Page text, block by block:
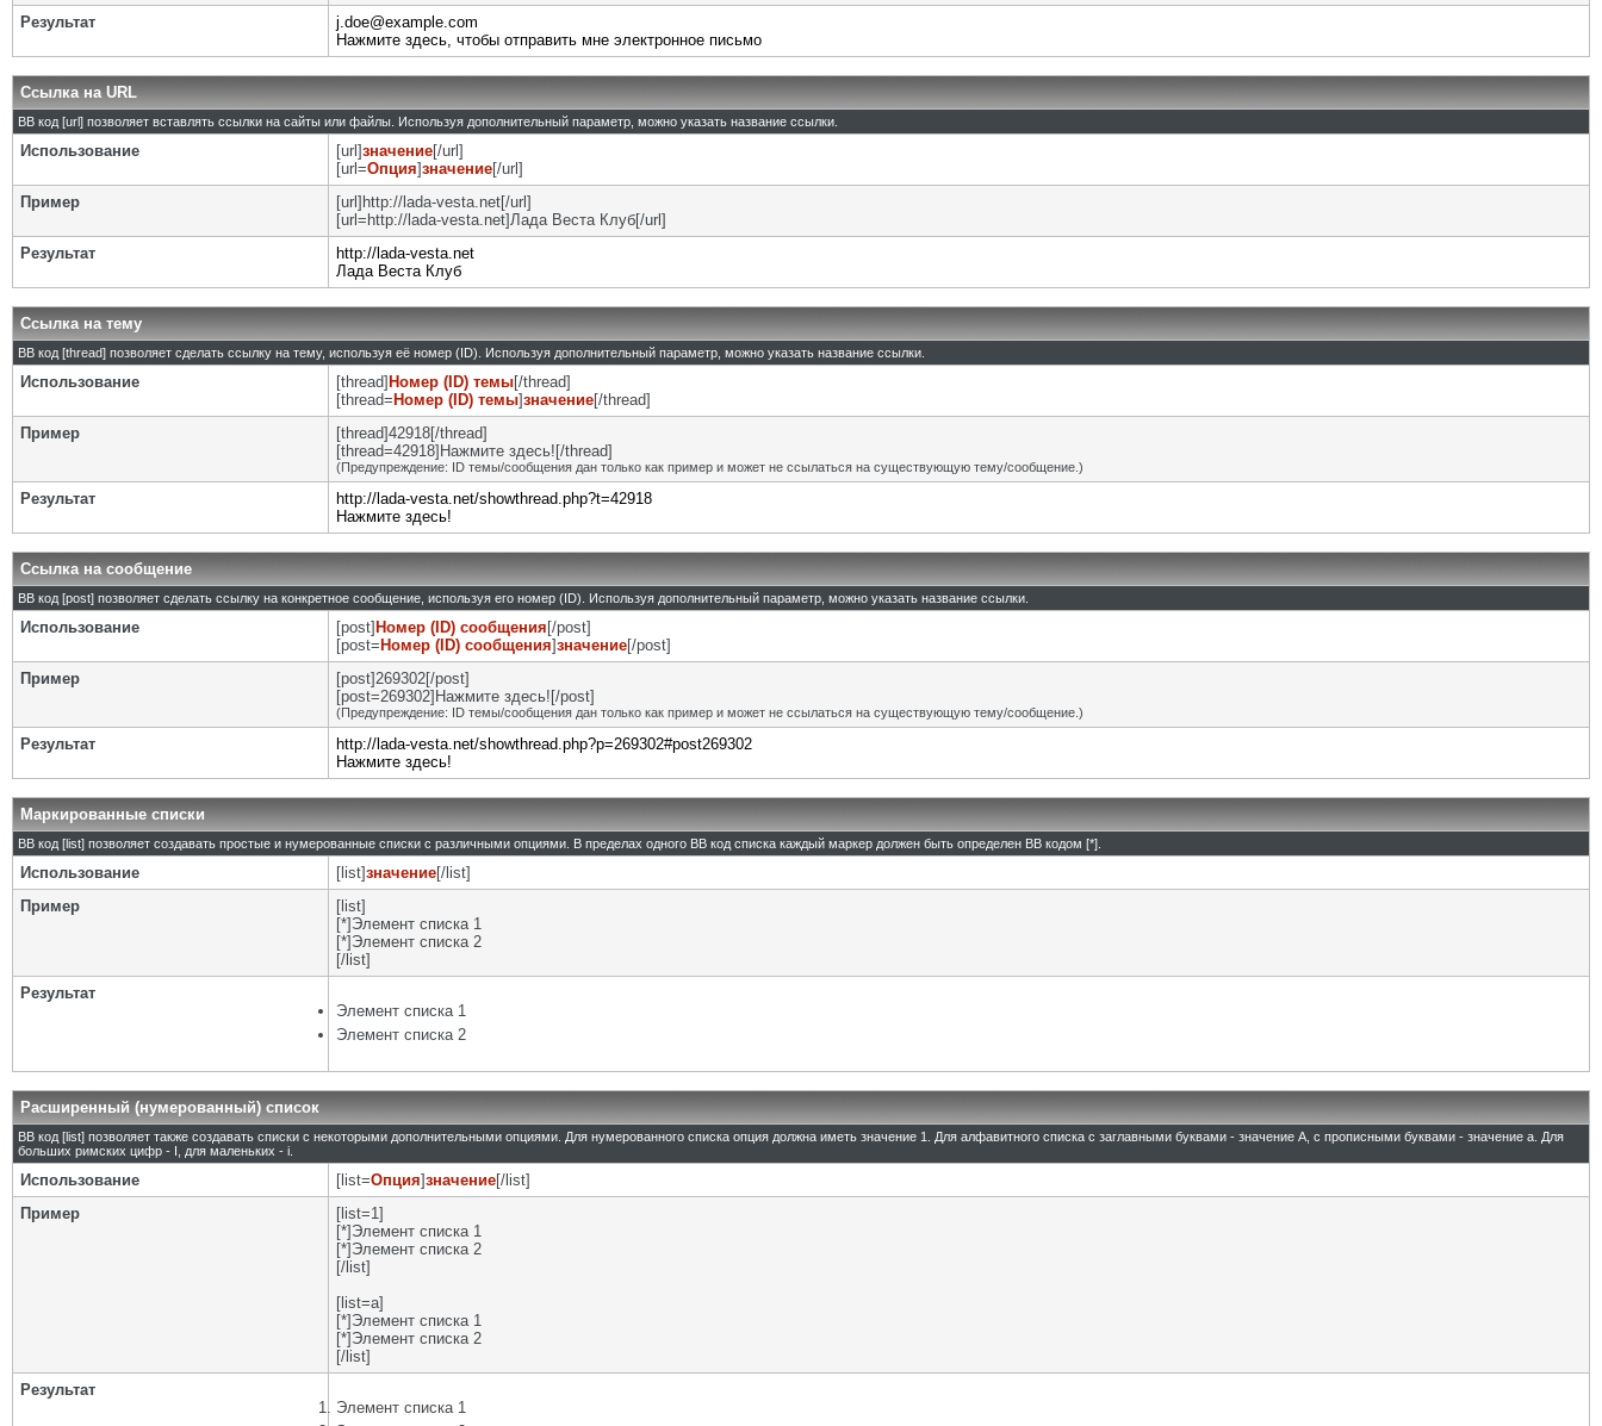
Результат
j.doe@example.com
Нажмите здесь, чтобы отправить мне электронное письмо
Ссылка на URL
BB код [url] позволяет вставлять ссылки на сайты или файлы. Используя дополнительный параметр, можно указать название ссылки.
Использование [url]значение[/url]
[url=Опция]значение[/url]
Пример
[url]http://lada-vesta.net[/url]
[url=http://lada-vesta.net]Лада Веста Клуб[/url]
Результат
http://lada-vesta.net
Лада Веста Клуб
Ссылка на тему
BB код [thread] позволяет сделать ссылку на тему, используя её номер (ID). Используя дополнительный параметр, можно указать название ссылки.
Использование [thread] Номер (ID) темы[/thread]
[thread= Номер (ID) темы]значение[/thread]
Пример
[thread]42918[/thread]
[thread=42918]Нажмите здесь![/thread]
(Предупреждение: ID темы/сообщения дан только как пример и может не ссылаться на существующую тему/сообщение.)
Результат
http://lada-vesta.net/showthread.php?t=42918
Нажмите здесь!
Ссылка на сообщение
BB код [post] позволяет сделать ссылку на конкретное сообщение, используя его номер (ID). Используя дополнительный параметр, можно указать название ссылки.
Использование [post] Номер (ID) сообщения [/post]
[post= Номер (ID) сообщения]значение[/post]
Пример
[post]269302[/post]
[post=269302]Нажмите здесь![/post]
(Предупреждение: ID темы/сообщения дан только как пример и может не ссылаться на существующую тему/сообщение.)
Результат
http://lada-vesta.net/showthread.php?p=269302#post269302
Нажмите здесь!
Маркированные списки
BB код [list] позволяет создавать простые и нумерованные списки с различными опциями. В пределах одного BB код списка каждый маркер должен быть определен BB кодом [*].
Использование [list]значение[/list]
Пример
[list]
[*]Элемент списка 1
[*]Элемент списка 2
[/list]
Результат
Элемент списка 1
Элемент списка 2
Расширенный (нумерованный) список
BB код [list] позволяет также создавать списки с некоторыми дополнительными опциями. Для нумерованного списка опция должна иметь значение 1. Для алфавитного списка с заглавными буквами - значение A, с прописными буквами - значение а. Для
больших римских цифр - I, для маленьких - i.
Использование [list=Опция]значение[/list]
Пример
[list=1]
[*]Элемент списка 1
[*]Элемент списка 2
[/list]
[list=a]
[*]Элемент списка 1
[*]Элемент списка 2
[/list]
Результат
Элемент списка 1